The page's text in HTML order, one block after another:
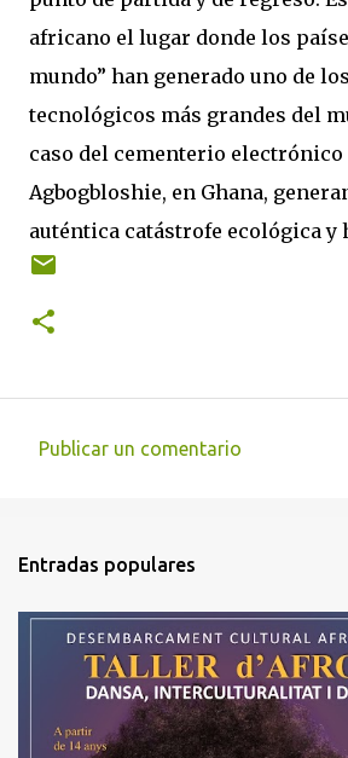
africano el lugar donde los
mundo” han generado uno de
tecnológicos más grandes del
caso del cementerio electrónico
Agbogbloshie, en Ghana,
auténtica catástrofe ecológica y
e
n
Publicar un comentario
Entradas populares